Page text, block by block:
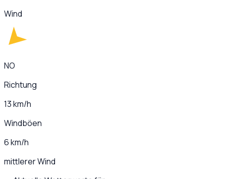
Wind
NO
Richtung
13 km/h
Windböen
6 km/h
mittlerer Wind